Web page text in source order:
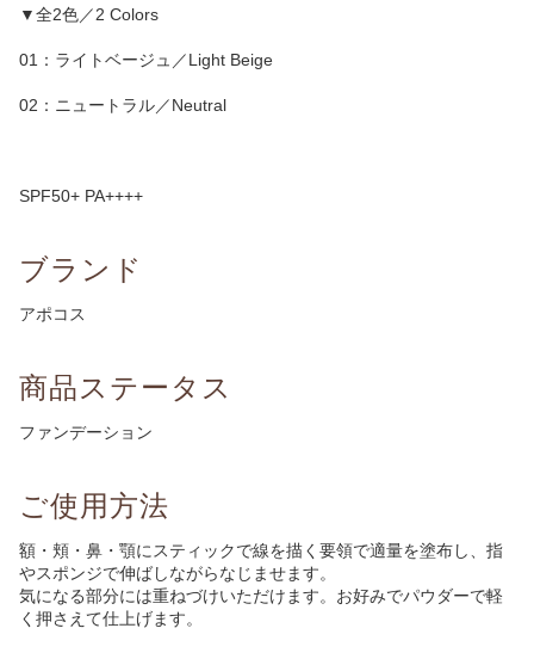
▼全2色／2 Colors
01：ライトベージュ／Light Beige
02： ニュートラル／Neutral
SPF50+ PA++++
ブランド
アポコス
商品ステータス
ファンデーション
ご使用方法
額・頬・鼻・顎にスティックで線を描く要領で適量を塗布し、指
やスポンジで伸ばしながらなじませます。
気になる部分には重ねづけいただけます。お好みでパウダーで軽
く押さえて仕上げます。